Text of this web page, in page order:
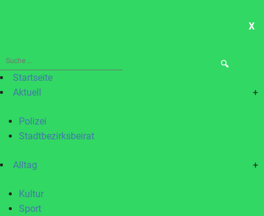
X
Suche
nach:Startseite
Aktuell
+
Polizei
Stadtbezirksbeirat
Alltag +
Kultur
Sport